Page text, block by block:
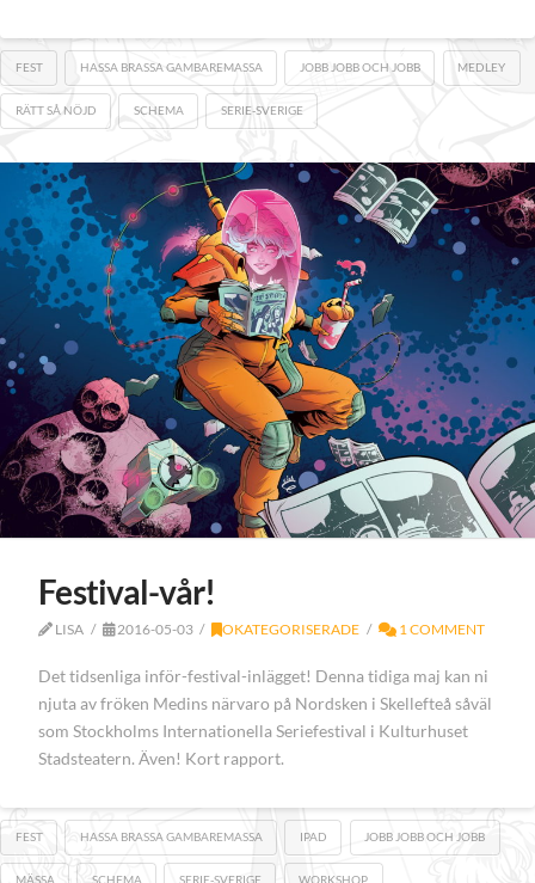
FEST HASSA BRASSA GAMBAREMASSA JOBB JOBB OCH JOBB MEDLEY
RÄTT SÅ NÖJD SCHEMA SERIE-SVERIGE
Festival-vår!
LISA 2016-05-03 OKATEGORISERADE 1 COMMENT
Det tidsenliga inför-festival-inlägget! Denna tidiga maj kan ni
njuta av fröken Medins närvaro på Nordsken i Skellefteå såväl
som Stockholms Internationella Seriefestival i Kulturhuset
Stadsteatern. Även! Kort rapport.
FEST HASSA BRASSA GAMBAREMASSA IPAD JOBB JOBB OCH JOBB
MÄSSA SCHEMA SERIE-SVERIGE WORKSHOP